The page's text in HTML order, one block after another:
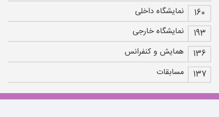
نمایشگاه داخلی
160
نمایشگاه خارجی
193
همایش و کنفرانس
136
مسابقات
137